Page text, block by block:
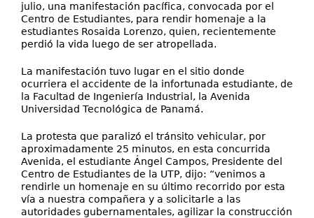
julio, una manifestación pacífica, convocada por el
Centro de Estudiantes, para rendir homenaje a la
estudiantes Rosaida Lorenzo, quien, recientemente
perdió la vida luego de ser atropellada.
La manifestación tuvo lugar en el sitio donde
ocurriera el accidente de la infortunada estudiante, de
la Facultad de Ingeniería Industrial, la Avenida
Universidad Tecnológica de Panamá.
La protesta que paralizó el tránsito vehicular, por
aproximadamente 25 minutos, en esta concurrida
Avenida, el estudiante Ángel Campos, Presidente del
Centro de Estudiantes de la UTP, dijo: “venimos a
rendirle un homenaje en su último recorrido por esta
vía a nuestra compañera y a solicitarle a las
autoridades gubernamentales, agilizar la construcción